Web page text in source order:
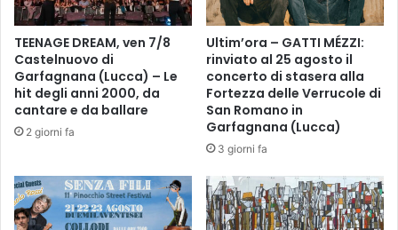
e
P
o
p
o
l
TEENAGE DREAM, ven 7/8
Castelnuovo di
Garfagnana (Lucca) – Le
hit degli anni 2000, da
cantare e da ballare
2 giorni fa
Ultim’ora – GATTI MÉZZI:
rinviato al 25 agosto il
concerto di stasera alla
Fortezza delle Verrucole di
San Romano in
Garfagnana (Lucca)
3 giorni fa